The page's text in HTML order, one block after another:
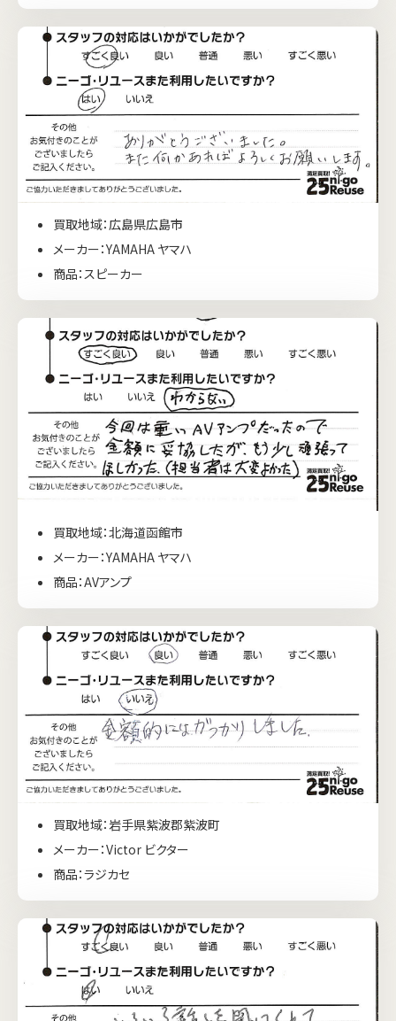
買取地域：広島県広島市
メーカー：YAMAHA ヤマハ
商品：スピーカー
買取地域：北海道函館市
メーカー：YAMAHA ヤマハ
商品：AVアンプ
買取地域：岩手県紫波郡紫波町
メーカー：Victor ビクター
商品：ラジカセ